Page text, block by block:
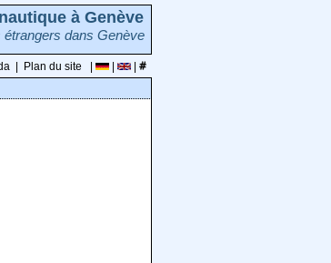
à Genève
dans Genève
Plan du site